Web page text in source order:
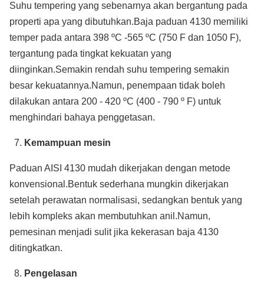
Suhu tempering yang sebenarnya akan bergantung pada
properti apa yang dibutuhkan.Baja paduan 4130 memiliki
temper pada antara 398 ºC -565 ºC (750 F dan 1050 F),
tergantung pada tingkat kekuatan yang
diinginkan.Semakin rendah suhu tempering semakin
besar kekuatannya.Namun, penempaan tidak boleh
dilakukan antara 200 - 420 ºC (400 - 790 º F) untuk
menghindari bahaya penggetasan.
Kemampuan mesin
Paduan AISI 4130 mudah dikerjakan dengan metode
konvensional.Bentuk sederhana mungkin dikerjakan
setelah perawatan normalisasi, sedangkan bentuk yang
lebih kompleks akan membutuhkan anil.Namun,
pemesinan menjadi sulit jika kekerasan baja 4130
ditingkatkan.
Pengelasan